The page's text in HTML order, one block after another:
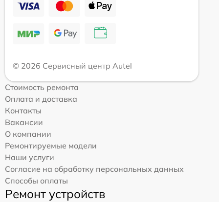
© 2026 Сервисный центр Autel
Стоимость ремонта
Оплата и доставка
Контакты
Вакансии
О компании
Ремонтируемые модели
Наши услуги
Согласие на обработку персональных данных
Способы оплаты
Ремонт устройств